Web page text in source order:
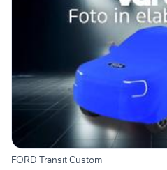
FORD Transit Custom